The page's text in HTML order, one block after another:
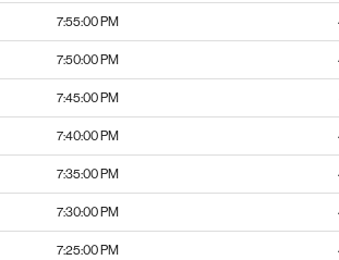
7:55:00 PM
7:50:00 PM
7:45:00 PM
7:40:00 PM
7:35:00 PM
7:30:00 PM
7:25:00 PM